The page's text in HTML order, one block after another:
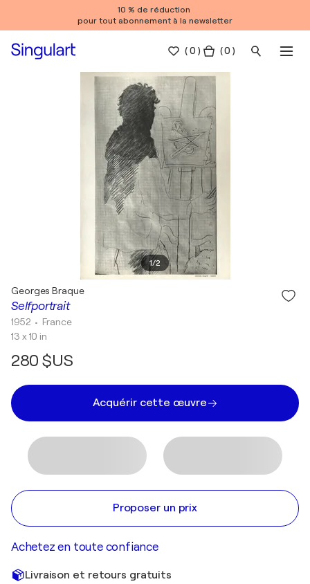
10 % de réduction
pour tout abonnement à la newsletter
(0 ) ( 0 )
1/2
Selfportrait
Georges Braque
1952 • France
13 x 10 in
280 $US
Acquérir cette œuvre
Proposer un prix
Achetez en toute confiance
Livraison et retours gratuits